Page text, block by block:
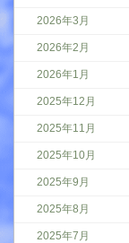
2026年3月
2026年2月
2026年1月
2025年12月
2025年11月
2025年10月
2025年9月
2025年8月
2025年7月